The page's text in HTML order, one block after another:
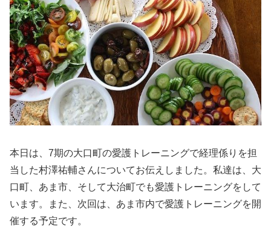
本日は、7期の大口町の愛護トレーニングで経理係りを担
当した村澤祐輔さんについてお伝えしました。私達は、大
口町、あま市、そして大治町でも愛護トレーニングをして
います。また、次回は、あま市内で愛護トレーニングを開
催する予定です。